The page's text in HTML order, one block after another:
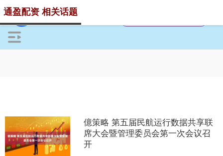
通盈配资 相关话题
億策略 第五届民航运行数据共享联
席大会暨管理委员会第一次会议召
开